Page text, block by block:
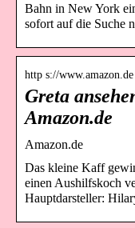
Bahn in New York
sofort auf die Suche
http s://
Greta
Amazon.de
Amazon.de
Das kleine Kaff
einen Aushilfskoch
Hauptdarsteller: